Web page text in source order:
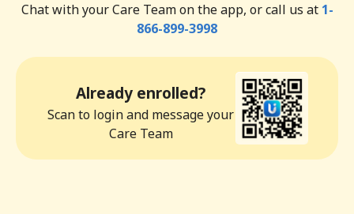
Chat with your Care Team on the app, or call us at 1-
866-899-3998
Already enrolled?
Scan to login and message your
Care Team